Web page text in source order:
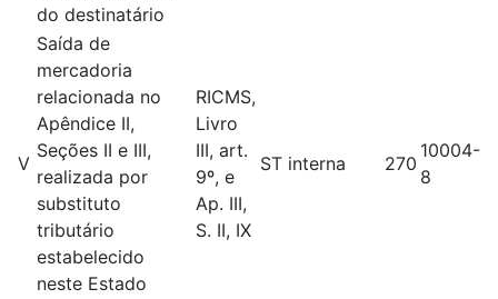
do destinatário
V
Saída de
mercadoria
relacionada no
Apêndice II,
Seções II e III,
realizada por
substituto
tributário
estabelecido
neste Estado
RICMS,
Livro
III, art.
9º, e
Ap. III,
S. II, IX
ST interna 270
10004-
8